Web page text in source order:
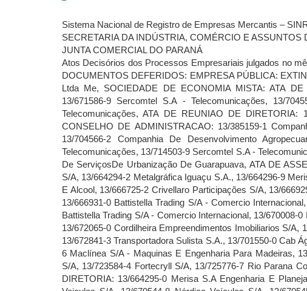
Sistema Nacional de Registro de Empresas Mercantis –
SECRETARIA DA INDÚSTRIA, COMÉRCIO E ASSUNTOS
JUNTA COMERCIAL DO PARANÁ
Atos Decisórios dos Processos Empresariais julgados no mês de dezembro de 2013. Despachos de 01 de dezembro de 2013 a 31 de dezembro de 2013 (Ata Número 207). DOCUMENTOS DEFERIDOS: EMPRESA PÚBLICA: EXTINCAO/DISTRATO: 13/521970-1 Sr Salsicha Bar E Lanchonete Ltda - Me, 13/715354-6 Juraci Barbosa E Barbosa Ltda Me, SOCIEDADE DE ECONOMIA MISTA: ATA DE ASSEMBLEIA GERAL EXTRAORDINARIA: 13/385056-0 Companhia De Habitação Do Paraná - Cohapar, 13/671586-9 Sercomtel S.A - Telecomunicações, 13/704552-2 Companhia De Desenvolvimento Agropecuario Do Parana - Codapar, 13/704998-6 Sercomtel S.A - Telecomunicações, ATA DE REUNIAO DE DIRETORIA: 13/704567-0 Companhia De Desenvolvimento Agropecuario Do Parana - Codapar, ATA DE REUNIAO DO CONSELHO DE ADMINISTRACAO: 13/385159-1 Companhia De Saneamento Do Paraná - Sanepar, 13/385160-5 Companhia De Saneamento Do Paraná - Sanepar, 13/704566-2 Companhia De Desenvolvimento Agropecuario Do Parana - Codapar, ATA DEREUNIAO DO CONSELHO FISCAL: 13/690630-3 Sercomtel S.A - Telecomunicações, 13/714503-9 Sercomtel S.A - Telecomunicações, SOCIEDADE ANÔNIMA ABERTA: ATA DE ASSEMBLEIA GERAL ORDINARIA: 13/689295-7 Surg - Cia. De ServiçosDe Urbanização De Guarapuava, ATA DE ASSEMBLEIA GERAL EXTRAORDINARIA: 13/645166-7 Agro Florestal Gold Timber S/A, 13/653232-2 Peron Ferrari S/A, 13/664294-2 Metalgráfica Iguaçu S.A., 13/664296-9 Merisa S.A EngenhariaE Planejamento, 13/664297-7 Metalgráfica Iguaçu S.A., 13/664660-3 Sabaralcool S.A.- Açúcar E Alcool, 13/666725-2 Crivellaro Participações S/A, 13/666929-8 Battistella Trading S/A - Comercio Internacional, 13/666930-1Battistella Trading S/A - Comercio Internacional, 13/666931-0 Battistella Trading S/A - Comercio Internacional, 13/666932-8 Battistella TradingS/A - Comercio Internacional, 13/669434-9 Bce Participações S.A., 13/669480-2 Battistella Trading S/A - Comercio Internacional, 13/670008-0 Empresa De Ônibus Nossa Senhora Da Penha S.A, 13/671703-9 Keen S/A, 13/671767-5 Laboratorio Prado S/A, 13/672065-0 Cordilheira Empreendimentos Imobiliarios S/A, 13/672066-8 Erw Participações S/A, 13/672081-1 Champagnat Veiculos S/A, 13/672813-8 Lpn Participações S/A, 13/672841-3 Transportadora Sulista S.A., 13/701550-0 Cab Águas De Paranaguá S.A, 13/705003-8 Industria Metalurgica Paranaense S/A Importação E Comercio, 13/706895-6 Maclínea S/A - Maquinas E Engenharia Para Madeiras, 13/706934-0 Rs Engenharia E Empreendimentos Imobiliarios S/A., 13/719127-8 Oxihidro Do Brasil Participações S/A, 13/723584-4 Fortecryll S/A, 13/725776-7 Rio Parana Companhia Securitizadora De Creditos Financeiros, 13/736344-3 N.B. Participacoes S.A., ATA DE REUNIAO DE DIRETORIA: 13/664295-0 Merisa S.A Engenharia E Planejamento, 13/669400-4 F. Slaviero & Filhos S/A - Industria E Comercio De Madeiras, 13/670533-2 Champagnat Veiculos S/A, 13/670544-8 Nórdica Veículos S/A, 13/670545-6 Nórdica Veículos S/A, 13/672181-8 Companhia Cacique De Café Solúvel, 13/704521-2 Magparana S/A, 13/705142-5 Companhia Cacique De Café Solúvel, 13/705585-4 Nórdica Veículos S/A, 13/705632-0 Companhia Cacique De Café Solúvel, ATA DE REUNIAO DO CONSELHO DE ADMINISTRACAO: 13/648169-8 Battistella Administracao E Participacoes S/A.,13/648278-3 Companhia Cacique De Café Solúvel, 13/651051-5 Editora Ftd S/A, 13/666928-0 Battistella Administracao E Participacoes S/A., 13/667811-4 Battistella Administracao E Participacoes S/A., 13/667812-